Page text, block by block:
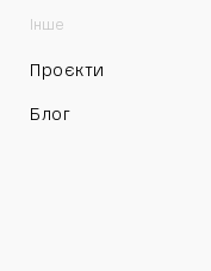
Інше
Проєкти
Блог